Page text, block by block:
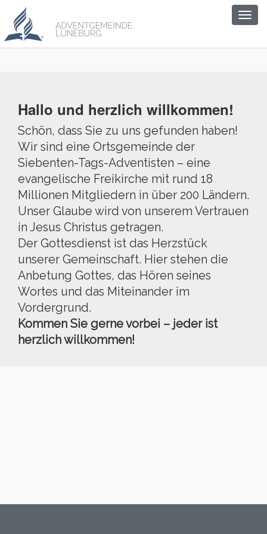
Hallo und herzlich willkommen!
Schön, dass Sie zu uns gefunden haben!
Wir sind eine Ortsgemeinde der
Siebenten-Tags-Adventisten – eine
evangelische Freikirche mit rund 18
Millionen Mitgliedern in über 200 Ländern.
Unser Glaube wird von unserem Vertrauen
in Jesus Christus getragen.
Der Gottesdienst ist das Herzstück
unserer Gemeinschaft. Hier stehen die
Anbetung Gottes, das Hören seines
Wortes und das Miteinander im
Vordergrund.
Kommen Sie gerne vorbei – jeder ist
herzlich willkommen!